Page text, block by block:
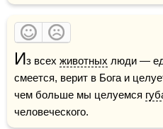
Из всех животных люди —
смеется, верит в Бога и
чем больше мы целуемся
человеческого.